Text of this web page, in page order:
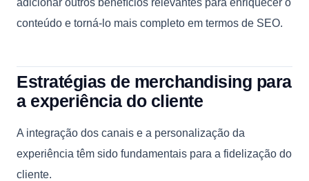
conteúdo e torná-lo mais completo em termos de SEO.
Estratégias de merchandising para
a experiência do cliente
A integração dos canais e a personalização da
experiência têm sido fundamentais para a fidelização do
cliente.